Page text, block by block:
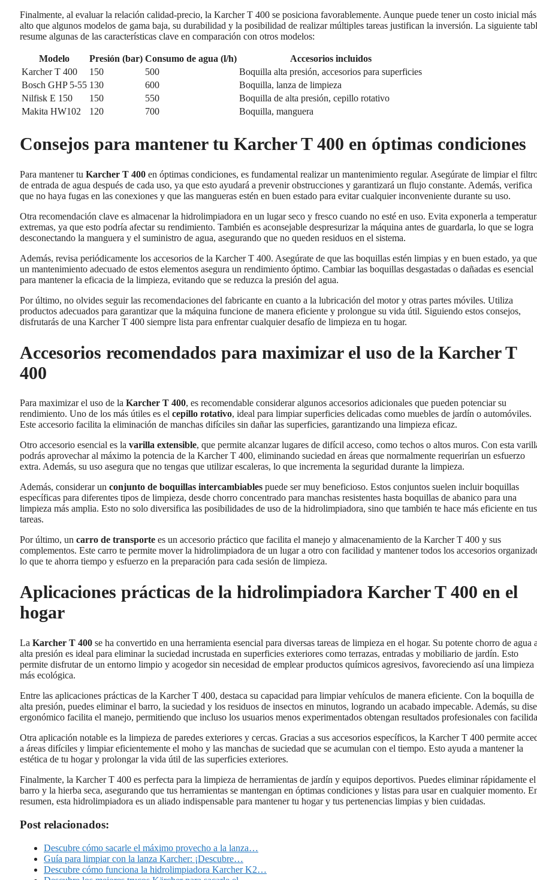
Finalmente, al evaluar la relación calidad-precio, la Karcher T 400 se posiciona favorablemente. Aunque puede tener un costo inicial más
alto que algunos modelos de gama baja, su durabilidad y la posibilidad de realizar múltiples tareas justifican la inversión. La siguiente
resume algunas de las características clave en comparación con otros modelos:
Modelo Presión (bar) Consumo de agua (l/h)
Accesorios incluidos
Karcher T 400
150 500
Boquilla alta presión, accesorios para superficies
Bosch GHP 5-55 130 600
Boquilla, lanza de limpieza
Nilfisk E 150
150 550
Boquilla de alta presión, cepillo rotativo
Makita HW102
120 700 Boquilla, manguera
Consejos para mantener tu Karcher T 400 en óptimas condiciones
Para mantener tu Karcher T 400 en óptimas condiciones, es fundamental realizar un mantenimiento regular. Asegúrate de limpiar el
de entrada de agua después de cada uso, ya que esto ayudará a prevenir obstrucciones y garantizará un flujo constante. Además, verifica
que no haya fugas en las conexiones y que las mangueras estén en buen estado para evitar cualquier inconveniente durante su uso.
Otra recomendación clave es almacenar la hidrolimpiadora en un lugar seco y fresco cuando no esté en uso. Evita exponerla a
extremas, ya que esto podría afectar su rendimiento. También es aconsejable despresurizar la máquina antes de guardarla, lo que se logra
desconectando la manguera y el suministro de agua, asegurando que no queden residuos en el sistema.
Además, revisa periódicamente los accesorios de la Karcher T 400. Asegúrate de que las boquillas estén limpias y en buen estado, ya que
un mantenimiento adecuado de estos elementos asegura un rendimiento óptimo. Cambiar las boquillas desgastadas o dañadas es esencial
para mantener la eficacia de la limpieza, evitando que se reduzca la presión del agua.
Por último, no olvides seguir las recomendaciones del fabricante en cuanto a la lubricación del motor y otras partes móviles. Utiliza
productos adecuados para garantizar que la máquina funcione de manera eficiente y prolongue su vida útil. Siguiendo estos consejos,
disfrutarás de una Karcher T 400 siempre lista para enfrentar cualquier desafío de limpieza en tu hogar.
Accesorios recomendados para maximizar el uso de la Karcher T
400
Para maximizar el uso de la Karcher T 400, es recomendable considerar algunos accesorios adicionales que pueden potenciar su
rendimiento. Uno de los más útiles es el cepillo rotativo, ideal para limpiar superficies delicadas como muebles de jardín o automóviles.
Este accesorio facilita la eliminación de manchas difíciles sin dañar las superficies, garantizando una limpieza eficaz.
Otro accesorio esencial es la varilla extensible, que permite alcanzar lugares de difícil acceso, como techos o altos muros. Con esta
podrás aprovechar al máximo la potencia de la Karcher T 400, eliminando suciedad en áreas que normalmente requerirían un esfuerzo
extra. Además, su uso asegura que no tengas que utilizar escaleras, lo que incrementa la seguridad durante la limpieza.
Además, considerar un conjunto de boquillas intercambiables puede ser muy beneficioso. Estos conjuntos suelen incluir boquillas
específicas para diferentes tipos de limpieza, desde chorro concentrado para manchas resistentes hasta boquillas de abanico para una
limpieza más amplia. Esto no solo diversifica las posibilidades de uso de la hidrolimpiadora, sino que también te hace más eficiente en tus
tareas.
Por último, un carro de transporte es un accesorio práctico que facilita el manejo y almacenamiento de la Karcher T 400 y sus
complementos. Este carro te permite mover la hidrolimpiadora de un lugar a otro con facilidad y mantener todos los accesorios
lo que te ahorra tiempo y esfuerzo en la preparación para cada sesión de limpieza.
Aplicaciones prácticas de la hidrolimpiadora Karcher T 400 en el
hogar
La Karcher T 400 se ha convertido en una herramienta esencial para diversas tareas de limpieza en el hogar. Su potente chorro de agua
alta presión es ideal para eliminar la suciedad incrustada en superficies exteriores como terrazas, entradas y mobiliario de jardín. Esto
permite disfrutar de un entorno limpio y acogedor sin necesidad de emplear productos químicos agresivos, favoreciendo así una limpieza
más ecológica.
Entre las aplicaciones prácticas de la Karcher T 400, destaca su capacidad para limpiar vehículos de manera eficiente. Con la boquilla de
alta presión, puedes eliminar el barro, la suciedad y los residuos de insectos en minutos, logrando un acabado impecable. Además, su
ergonómico facilita el manejo, permitiendo que incluso los usuarios menos experimentados obtengan resultados profesionales con
Otra aplicación notable es la limpieza de paredes exteriores y cercas. Gracias a sus accesorios específicos, la Karcher T 400 permite
a áreas difíciles y limpiar eficientemente el moho y las manchas de suciedad que se acumulan con el tiempo. Esto ayuda a mantener la
estética de tu hogar y prolongar la vida útil de las superficies exteriores.
Finalmente, la Karcher T 400 es perfecta para la limpieza de herramientas de jardín y equipos deportivos. Puedes eliminar rápidamente el
barro y la hierba seca, asegurando que tus herramientas se mantengan en óptimas condiciones y listas para usar en cualquier momento.
resumen, esta hidrolimpiadora es un aliado indispensable para mantener tu hogar y tus pertenencias limpias y bien cuidadas.
Post relacionados:
Descubre cómo sacarle el máximo provecho a la lanza…
Guía para limpiar con la lanza Karcher: ¡Descubre…
Descubre cómo funciona la hidrolimpiadora Karcher K2…